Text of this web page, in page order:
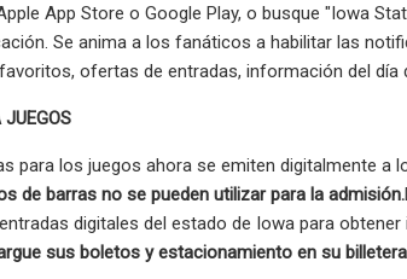
App Store o Google Play, o busque "Iowa
Se anima a los fanáticos a habilitar las
ofertas de entradas, información del día
para los juegos ahora se emiten digitalmente
de barras no se pueden utilizar para la admisión.
digitales del estado de Iowa para
sus boletos y estacionamiento en su